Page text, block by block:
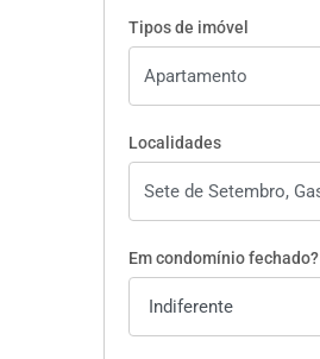
Tipos de imóvel
Localidades
Em condomínio fechado?